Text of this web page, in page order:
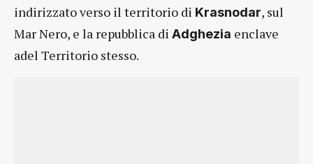
indirizzato verso il territorio di Krasnodar, sul
Mar Nero, e la repubblica di Adghezia enclave
adel Territorio stesso.